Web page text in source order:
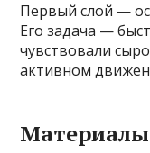
Первый слой —
Его задача —
чувствовали
активном
Материалы